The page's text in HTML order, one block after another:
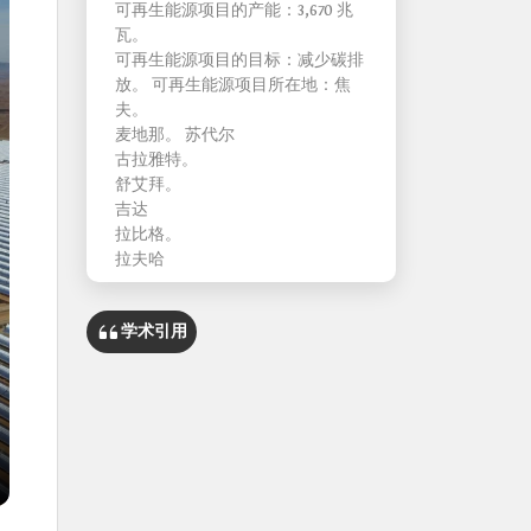
可再生能源项目的产能：3,670 兆
瓦。
可再生能源项目的目标：减少碳排
放。 可再生能源项目所在地：焦
夫。
麦地那。 苏代尔
古拉雅特。
舒艾拜。
吉达
拉比格。
拉夫哈
学术引用